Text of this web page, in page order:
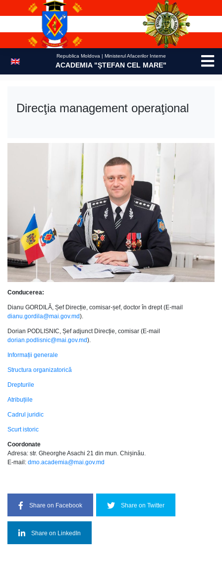
Republica Moldova | Ministerul Afacerilor Interne
ACADEMIA "ŞTEFAN CEL MARE"
Direcţia management operaţional
Conducerea:
Dianu GORDILĂ, Șef Direcție, comisar-șef, doctor în drept (E-mail
dianu.gordila@mai.gov.md).
Dorian PODLISNIC, Șef adjunct Direcție, comisar (E-mail
dorian.podlisnic@mai.gov.md).
Informații generale
Structura organizatorică
Drepturile
Atribuțiile
Cadrul juridic
Scurt istoric
Coordonate
Adresa: str. Gheorghe Asachi 21 din mun. Chișinău.
E-mail: dmo.academia@mai.gov.md
Share on Facebook Share on Twitter
Share on LinkedIn